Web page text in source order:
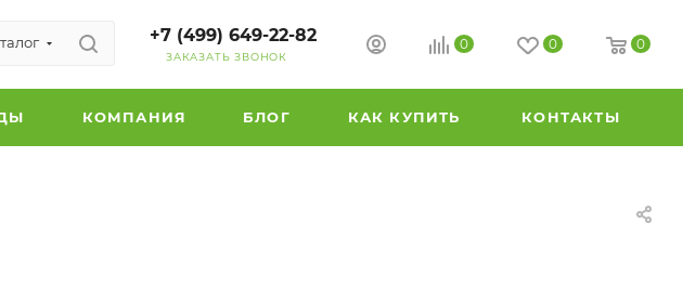
+7 (499) 649-22-82
ЗАКАЗАТЬ ЗВОНОК
0 0 0
КОМПАНИЯ БЛОГ КАК КУПИТЬ КОНТАКТЫ